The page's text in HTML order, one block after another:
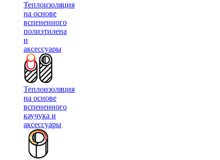
Теплоизоляция
на основе
вспененного
полиэтилена
и
аксессуары
Теплоизоляция
на основе
вспененного
каучука и
аксессуары